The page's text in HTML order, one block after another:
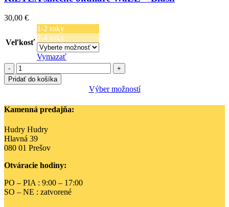
30,00 €
Veľkosť
1-2 roky
2-4 roky
Vymazať
množstvo
KiETLA
slnečné
WaZZ
-
Pridať do košíka
Výber možností
produkt
viacero
variantov.
Možnosti
si
môžete
na
stránke
Kamenná predajňa:
Hudry Hudry
Hlavná 39
080 01 Prešov
Otváracie hodiny:
PO – PIA : 9:00 – 17:00
SO – NE : zatvorené